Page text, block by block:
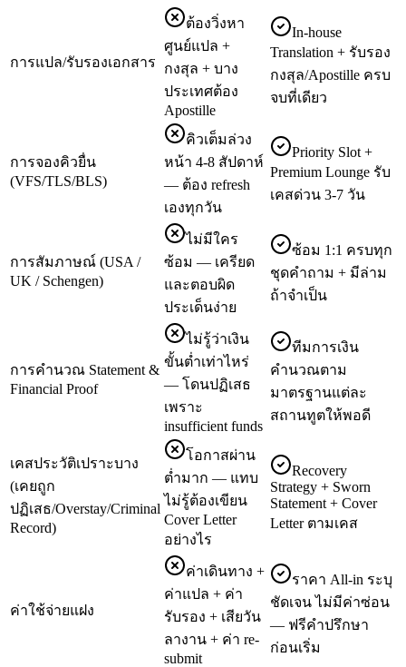
การแปล/รับรองเอกสาร
ต้องวิ่งหา
ศูนย์แปล +
กงสุล + บาง
ประเทศต้อง
Apostille
In-house
Translation + รับรอง
กงสุล/Apostille ครบ
จบที่เดียว
การจองคิวยื่น
(VFS/TLS/BLS)
คิวเต็มล่วง
หน้า 4-8 สัปดาห์
— ต้อง refresh
เองทุกวัน
Priority Slot +
Premium Lounge รับ
เคสด่วน 3-7 วัน
การสัมภาษณ์ (USA /
UK / Schengen)
ไม่มีใคร
ซ้อม — เครียด
และตอบผิด
ประเด็นง่าย
ซ้อม 1:1 ครบทุก
ชุดคำถาม + มีล่าม
ถ้าจำเป็น
การคำนวณ Statement &
Financial Proof
ไม่รู้ว่าเงิน
ขั้นต่ำเท่าไหร่
— โดนปฏิเสธ
เพราะ
insufficient funds
ทีมการเงิน
คำนวณตาม
มาตรฐานแต่ละ
สถานทูตให้พอดี
เคสประวัติเปราะบาง
(เคยถูก
ปฏิเสธ/Overstay/Criminal
Record)
โอกาสผ่าน
ต่ำมาก — แทบ
ไม่รู้ต้องเขียน
Cover Letter
อย่างไร
Recovery
Strategy + Sworn
Statement + Cover
Letter ตามเคส
ค่าใช้จ่ายแฝง
ค่าเดินทาง +
ค่าแปล + ค่า
รับรอง + เสียวัน
ลางาน + ค่า re-
submit
ราคา All-in ระบุ
ชัดเจน ไม่มีค่าซ่อน
— ฟรีคำปรึกษา
ก่อนเริ่ม